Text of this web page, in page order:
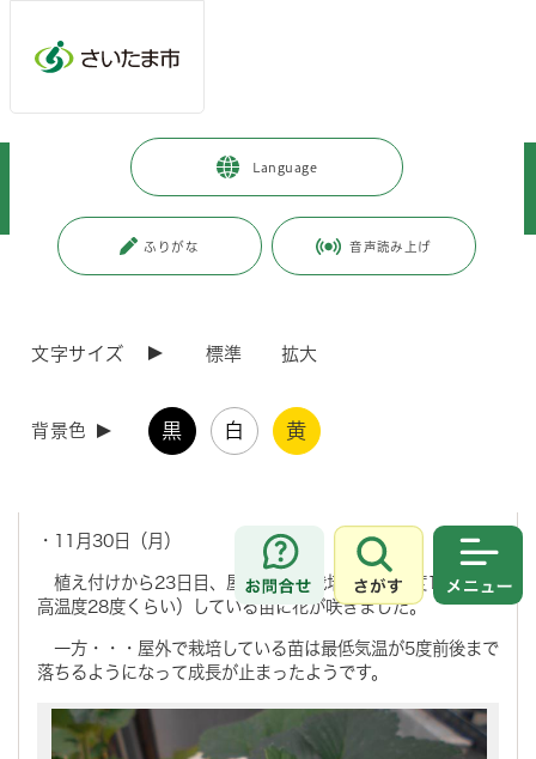
Language
ふりがな 音声読み上げ
文字サイズ 標準 拡大
背景色 黒 白 黄
お問合せ
さがす
施設を探す・予約する > 動物・植物関連施設
更新日付：2025年8月26日 / ページ番号：C078039
日（金）開花と受粉
イチゴの栽培日記
・11月30日（月）
植え付けから23日目、屋内で加温栽培（最低温度15度～最
高温度28度くらい）している苗に花が咲きました。
一方・・・屋外で栽培している苗は最低気温が5度前後まで
落ちるようになって成長が止まったようです。